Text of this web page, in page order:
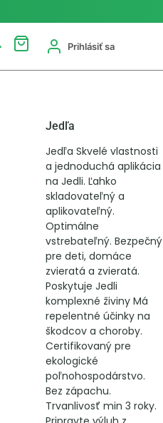
Prihlásiť sa
Jedľa
Jedľa Skvelé vlastnosti
a jednoduchá aplikácia
na Jedli. Ľahko
skladovateľný a
aplikovateľný.
Optimálne
vstrebateľný. Bezpečný
pre deti, domáce
zvieratá a zvieratá.
Poskytuje Jedli
komplexné živiny Má
repelentné účinky na
škodcov a choroby.
Certifikovaný pre
ekologické
poľnohospodárstvo.
Bez zápachu.
Trvanlivosť min 3 roky.